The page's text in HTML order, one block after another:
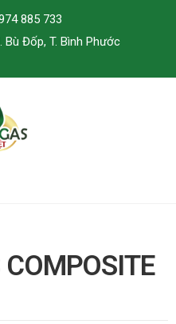
885 733
Bù Đốp, T. Bình Phước